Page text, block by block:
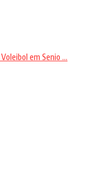
em Senio ...